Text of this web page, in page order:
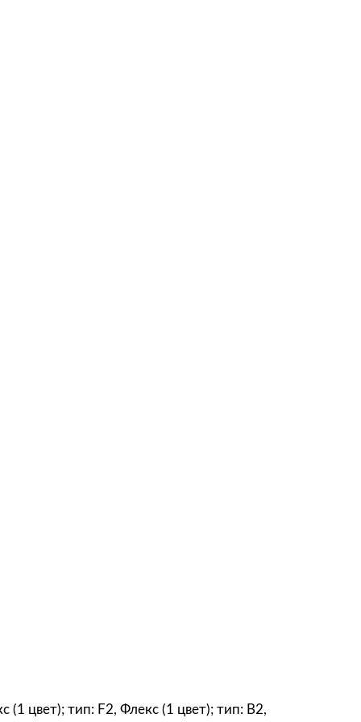
цвет); тип: F2, Флекс (1 цвет); тип: B2,